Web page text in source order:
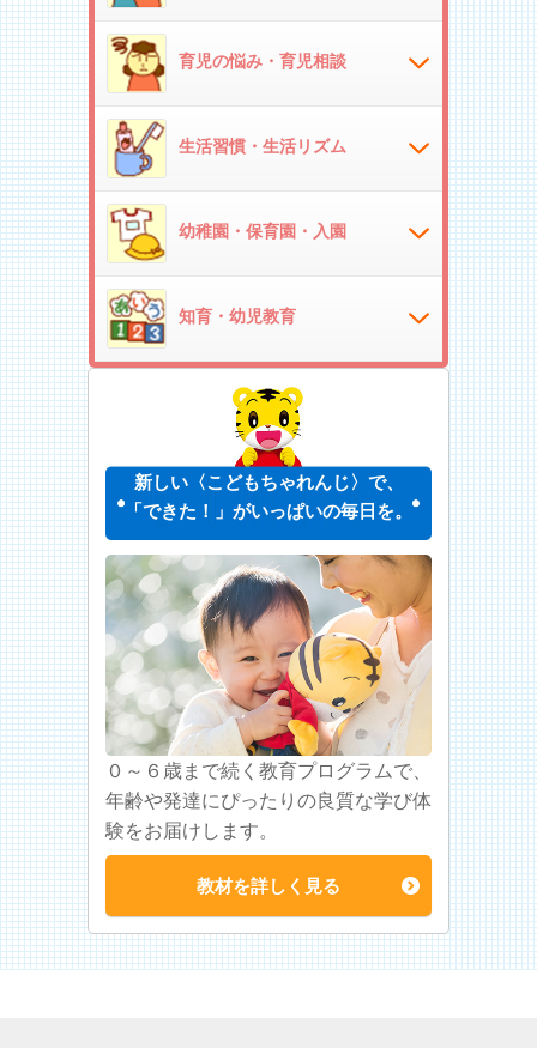
育児の悩み・育児相談
生活習慣・生活リズム
幼稚園・保育園・入園
知育・幼児教育
新しい〈こどもちゃれんじ〉で、
「できた！」がいっぱいの毎日を。
０～６歳まで続く教育プログラムで、
年齢や発達にぴったりの良質な学び体
験をお届けします。
教材を詳しく見る